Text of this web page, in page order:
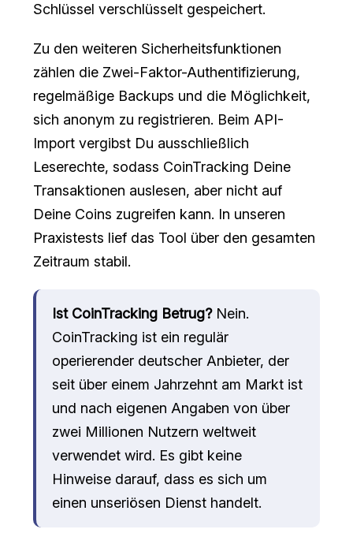
Schlüssel verschlüsselt gespeichert.
Zu den weiteren Sicherheitsfunktionen
zählen die Zwei-Faktor-Authentifizierung,
regelmäßige Backups und die Möglichkeit,
sich anonym zu registrieren. Beim API-
Import vergibst Du ausschließlich
Leserechte, sodass CoinTracking Deine
Transaktionen auslesen, aber nicht auf
Deine Coins zugreifen kann. In unseren
Praxistests lief das Tool über den gesamten
Zeitraum stabil.
Ist CoinTracking Betrug?Nein.
CoinTracking ist ein regulär
operierender deutscher Anbieter, der
seit über einem Jahrzehnt am Markt ist
und nach eigenen Angaben von über
zwei Millionen Nutzern weltweit
verwendet wird. Es gibt keine
Hinweise darauf, dass es sich um
einen unseriösen Dienst handelt.